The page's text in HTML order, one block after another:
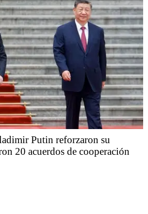
Putin reforzaron su
20 acuerdos de cooperación